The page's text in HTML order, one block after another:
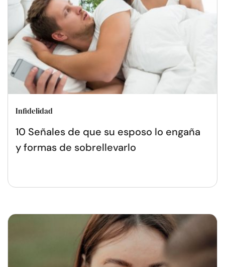
Infidelidad
10 Señales de que su esposo lo engaña
y formas de sobrellevarlo